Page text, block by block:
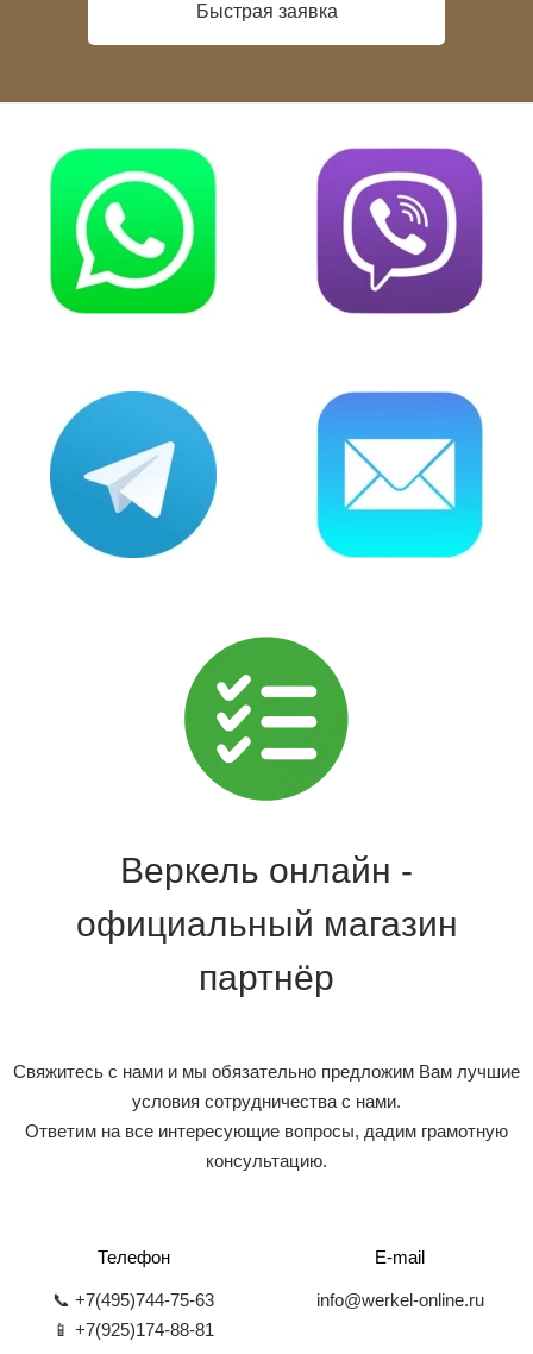
Быстрая заявка
Веркель онлайн -
официальный магазин
партнёр
Свяжитесь с нами и мы обязательно предложим Вам лучшие
условия сотрудничества с нами.
Ответим на все интересующие вопросы, дадим грамотную
консультацию.
Телефон
📞 +7(495)744-75-63
📱 +7(925)174-88-81
E-mail
info@werkel-online.ru